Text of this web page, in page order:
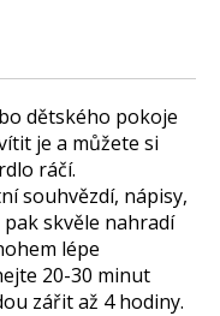
dětského pokoje
je a můžete si
ráčí.
souhvězdí, nápisy,
skvěle nahradí
lépe
20-30 minut
zářit až 4 hodiny.